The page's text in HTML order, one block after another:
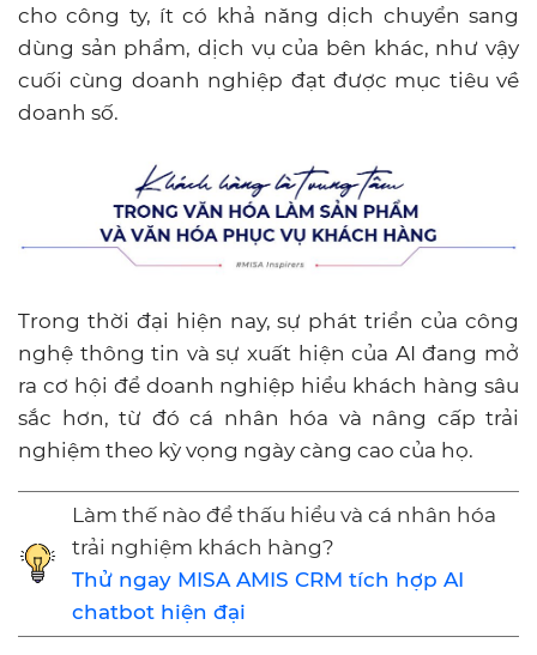
cho công ty, ít có khả năng dịch chuyển sang
dùng sản phẩm, dịch vụ của bên khác, như vậy
cuối cùng doanh nghiệp đạt được mục tiêu về
doanh số.
Trong thời đại hiện nay, sự phát triển của công
nghệ thông tin và sự xuất hiện của AI đang mở
ra cơ hội để doanh nghiệp hiểu khách hàng sâu
sắc hơn, từ đó cá nhân hóa và nâng cấp trải
nghiệm theo kỳ vọng ngày càng cao của họ.
Làm thế nào để thấu hiểu và cá nhân hóa
trải nghiệm khách hàng?
Thử ngay MISA AMIS CRM tích hợp AI
chatbot hiện đại